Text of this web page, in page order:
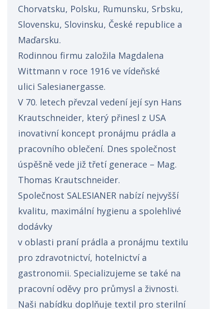
Chorvatsku, Polsku, Rumunsku, Srbsku,
Slovensku, Slovinsku, České republice a
Maďarsku.
Rodinnou firmu založila Magdalena
Wittmann v roce 1916 ve vídeňské
ulici Salesianergasse.
V 70. letech převzal vedení její syn Hans
Krautschneider, který přinesl z USA
inovativní koncept pronájmu prádla a
pracovního oblečení. Dnes společnost
úspěšně vede již třetí generace – Mag.
Thomas Krautschneider.
Společnost SALESIANER nabízí nejvyšší
kvalitu, maximální hygienu a spolehlivé
dodávky
v oblasti praní prádla a pronájmu textilu
pro zdravotnictví, hotelnictví a
gastronomii. Specializujeme se také na
pracovní oděvy pro průmysl a živnosti.
Naši nabídku doplňuje textil pro sterilní